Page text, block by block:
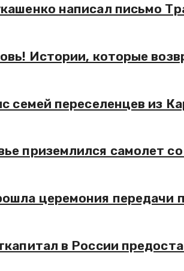
написал письмо
Истории, которые
семей переселенцев из
приземлился самолет
церемония передачи
в России